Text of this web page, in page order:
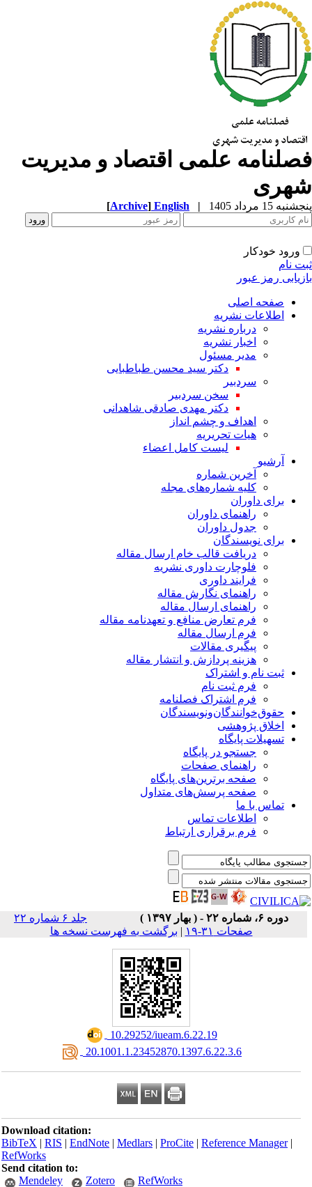
علمی اقتصاد و مدیریت
15 مرداد 1405 |
English
[Archive]
ورود خودکار
نام
رمز عبور
صفحه اصلی
اطلاعات نشریه
درباره نشریه
اخبار نشریه
مدیر مسئول
دکتر سید محسن طباطبایی
سردبیر
سخن سردبیر
دکتر مهدی صادقی شاهدانی
اهداف و چشم انداز
هیات تحریریه
لیست کامل اعضاء
آرشیو
آخرین شماره
کلیه شماره‌های مجله
برای داوران
راهنمای داوران
جدول داوران
برای نویسندگان
دریافت قالب خام ارسال مقاله
فلوچارت داوری نشریه
فرایند داوری
راهنمای نگارش مقاله
راهنمای ارسال مقاله
فرم تعارض منافع و تعهدنامه مقاله
فرم ارسال مقاله
پیگیری مقالات
هزینه پردازش و انتشار مقاله
ثبت نام و اشتراک
فرم ثبت نام
فرم اشتراک فصلنامه
حقوق‌خوانندگان‌و‌نویسندگان
اخلاق پژوهشی
تسهیلات پایگاه
جستجو در پایگاه
راهنمای صفحات
صفحه برترین‌های پایگاه
صفحه پرسش‌های متداول
تماس با ما
اطلاعات تماس
فرم برقراری ارتباط
دوره ۶، شماره ۲۲ - ( بهار ۱۳۹۷ )
جلد ۶ شماره ۲۲
صفحات ۳۱-۱۹
| برگشت به فهرست نسخه ها
‎ 10.29252/iueam.6.22.19
‎ 20.1001.1.23452870.1397.6.22.3.6
Download citation:
BibTeX|RIS|EndNote|Medlars|ProCite|Reference Manager
RefWorks
Send citation to:
Mendeley
Zotero RefWorks